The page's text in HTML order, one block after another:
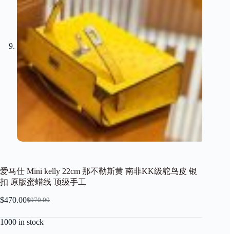
爱马仕 Mini kelly 22cm 那不勒斯黄 南非KK级鸵鸟皮 银
扣 原版蜜蜡线 顶级手工
$970.00
Original
was:
$470.00Current
is:
1000 in stock